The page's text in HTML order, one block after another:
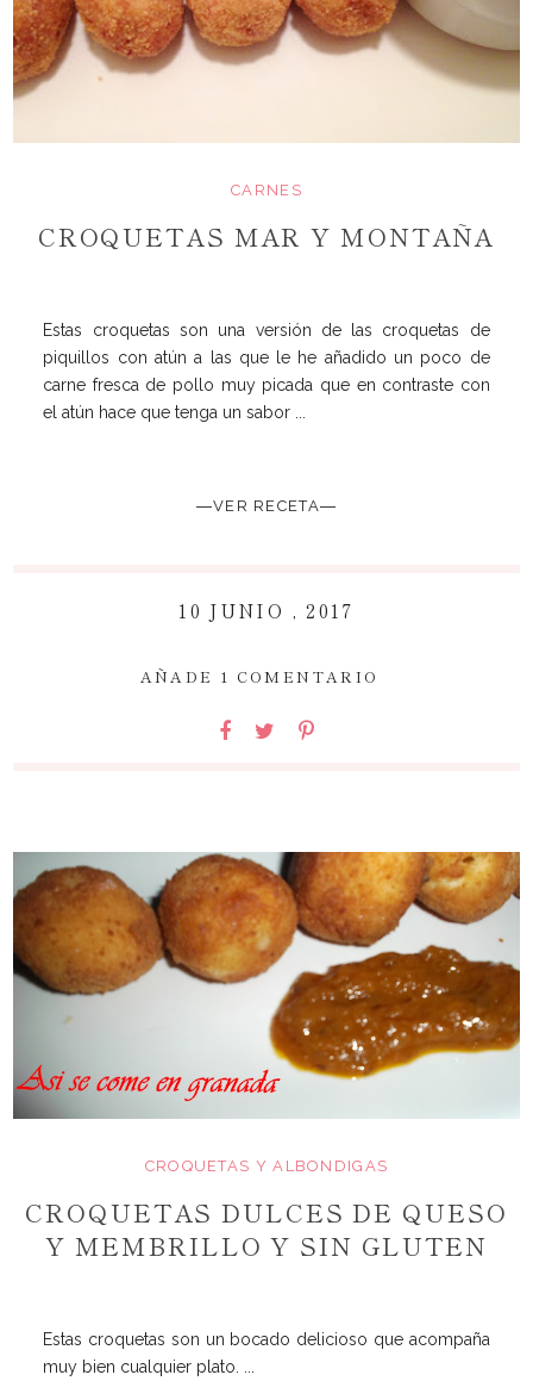
CARNES
CROQUETAS MAR Y MONTAÑA
Estas croquetas son una versión de las croquetas de
piquillos con atún a las que le he añadido un poco de
carne fresca de pollo muy picada que en contraste con
el atún hace que tenga un sabor ...
―VER RECETA―
10 JUNIO , 2017
AÑADE 1 COMENTARIO
CROQUETAS Y ALBONDIGAS
CROQUETAS DULCES DE QUESO
Y MEMBRILLO Y SIN GLUTEN
Estas croquetas son un bocado delicioso que acompaña
muy bien cualquier plato. ...